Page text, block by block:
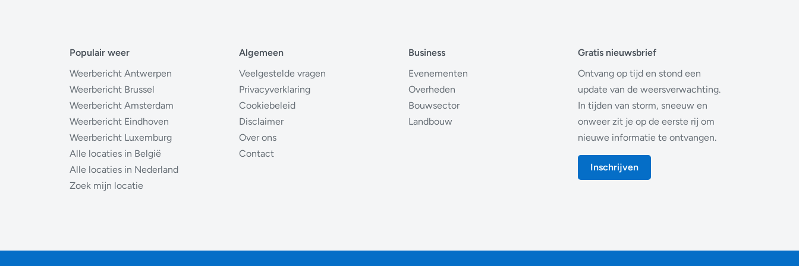
Populair weer
Weerbericht Antwerpen
Weerbericht Brussel
Weerbericht Amsterdam
Weerbericht Eindhoven
Weerbericht Luxemburg
Alle locaties in België
Alle locaties in Nederland
Zoek mijn locatie
Algemeen
Veelgestelde vragen
Privacyverklaring
Cookiebeleid
Disclaimer
Over ons
Contact
Business
Evenementen
Overheden
Bouwsector
Landbouw
Gratis nieuwsbrief
Ontvang op tijd en stond een
update van de weersverwachting.
In tijden van storm, sneeuw en
onweer zit je op de eerste rij om
nieuwe informatie te ontvangen.
Inschrijven